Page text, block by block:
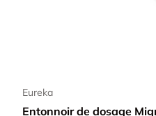
Eureka
Entonnoir de dosage